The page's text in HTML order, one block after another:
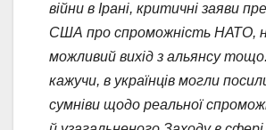
війни в Ірані, критичні заяви
США про спроможність НАТО,
можливий вихід з альянсу
кажучи, в українців могли
сумніви щодо реальної